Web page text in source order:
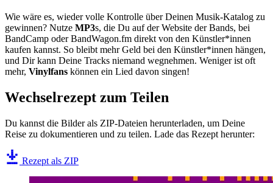
Wie wäre es, wieder volle Kontrolle über Deinen Musik-Katalog zu
gewinnen? Nutze MP3s, die Du auf der Website der Bands, bei
BandCamp oder BandWagon.fm direkt von den Künstler*innen
kaufen kannst. So bleibt mehr Geld bei den Künstler*innen hängen,
und Dir kann Deine Tracks niemand wegnehmen. Weniger ist oft
mehr, Vinylfans können ein Lied davon singen!
Wechselrezept zum Teilen
Du kannst die Bilder als ZIP-Dateien herunterladen, um Deine
Reise zu dokumentieren und zu teilen. Lade das Rezept herunter:
Rezept als ZIP